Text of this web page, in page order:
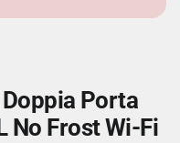
Porta
No Frost Wi-Fi